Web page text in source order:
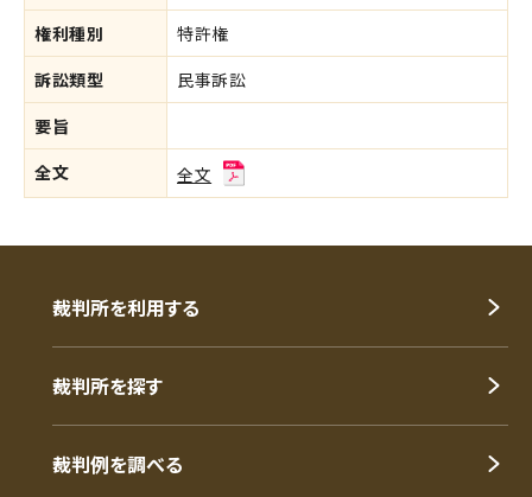
権利種別
特許権
訴訟類型
民事訴訟
要旨
全文
全文
裁判所を利用する
裁判所を探す
裁判例を調べる